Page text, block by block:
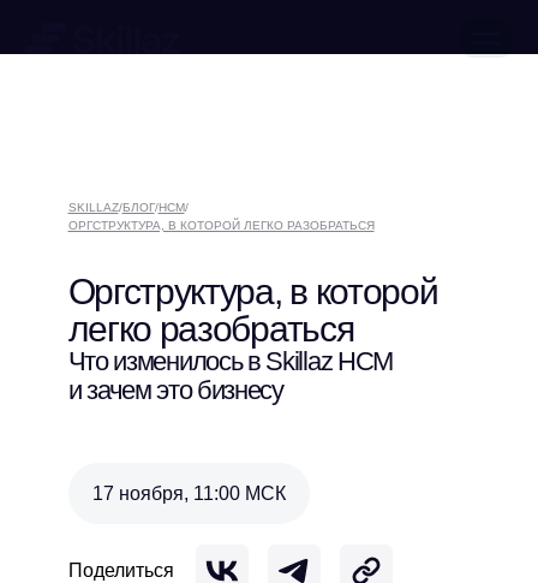
О КОМПАНИИ
МЕРОПРИЯТИЯ
КОНТАКТЫ
ОБУЧЕНИЕ ИИ
ПРЕСС-ЦЕНТР
МАТЕРИАЛЫ
SKILLAZ/БЛОГ/HCM/
ОРГСТРУКТУРА, В КОТОРОЙ ЛЕГКО РАЗОБРАТЬСЯ
Оргструктура, в которой
легко разобраться
Что изменилось в Skillaz HCM
и зачем это бизнесу
17 ноября, 11:00 МСК
Поделиться